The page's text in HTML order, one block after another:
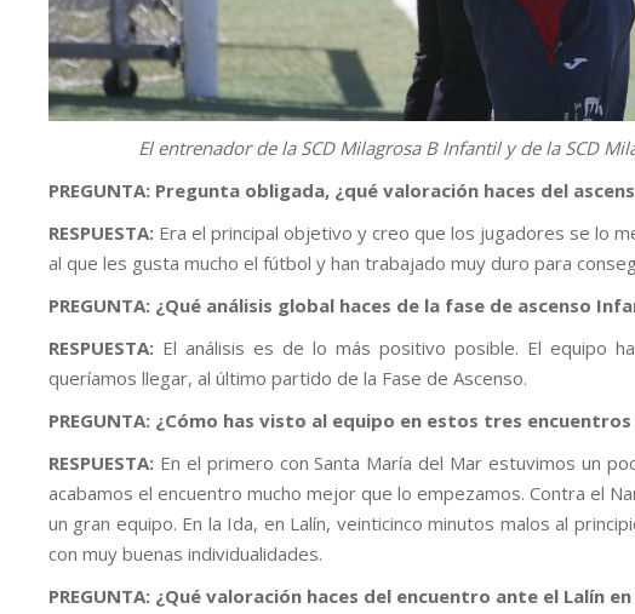
El entrenador de la SCD Milagrosa B Infantil y de la SCD
PREGUNTA: Pregunta obligada, ¿qué valoración haces del
RESPUESTA: Era el principal objetivo y creo que los jugadores se lo
al que les gusta mucho el fútbol y han trabajado muy duro para
PREGUNTA: ¿Qué análisis global haces de la fase de ascenso
RESPUESTA: El análisis es de lo más positivo posible. El equipo
queríamos llegar, al último partido de la Fase de Ascenso.
PREGUNTA: ¿Cómo has visto al equipo en estos tres
RESPUESTA: En el primero con Santa María del Mar estuvimos un
acabamos el encuentro mucho mejor que lo empezamos. Contra el
un gran equipo. En la Ida, en Lalín, veinticinco minutos malos al
con muy buenas individualidades.
PREGUNTA: ¿Qué valoración haces del encuentro ante el Lalín